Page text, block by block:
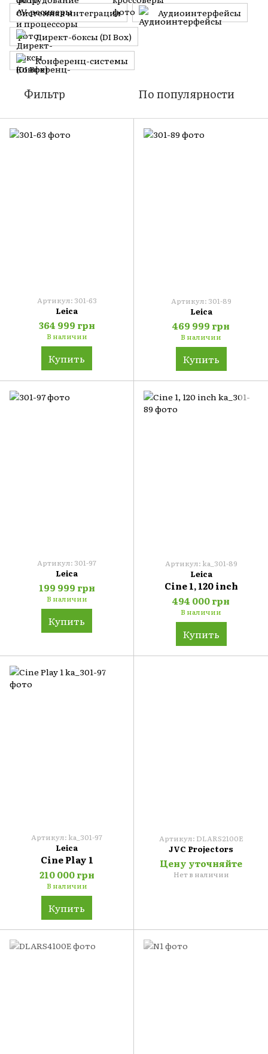
Системная интеграция
Аудиоинтерфейсы
Директ-боксы (DI Box)
Конференц-системы
Фильтр По популярности
Артикул: 301-63
Leica
364 999 грн
В наличии
Купить
Артикул: 301-89
Leica
469 999 грн
В наличии
Купить
Артикул: 301-97
Leica
199 999 грн
В наличии
Купить
Артикул: ka_301-89
Leica
Cine 1, 120 inch
494 000 грн
В наличии
Купить
Артикул: ka_301-97
Leica
Cine Play 1
210 000 грн
В наличии
Купить
Артикул: DLARS2100E
JVC Projectors
Цену уточняйте
Нет в наличии